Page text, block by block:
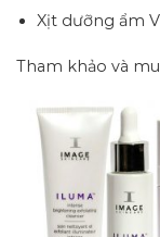
Xịt dưỡng ẩm
Tham khảo và